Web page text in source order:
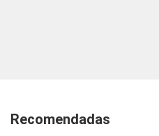
Recomendadas